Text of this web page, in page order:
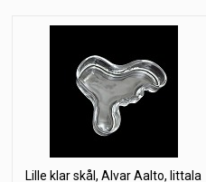
Lille klar skål, Alvar Aalto, Iittala